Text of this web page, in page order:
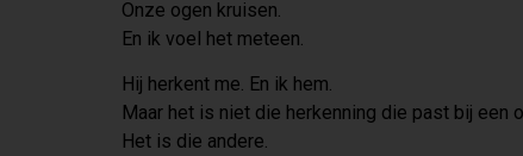
Onze ogen kruisen.
En ik voel het meteen.
Hij herkent me. En ik hem.
Maar het is niet die herkenning die past bij een
Het is die andere.